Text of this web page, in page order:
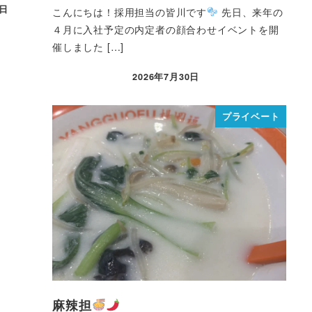
こんにちは！採用担当の皆川です
先日、来年の
４月に入社予定の内定者の顔合わせイベントを開
催しました […]
2026年7月30日
プライベート
麻辣担